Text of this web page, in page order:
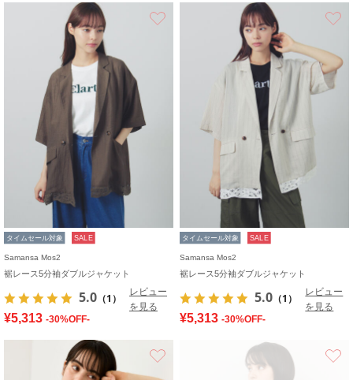
タイムセール対象 SALE
Samansa Mos2
裾レース5分袖ダブルジャケット
5.0 （1）
レビュー
を見る
¥5,313 -30%OFF-
タイムセール対象 SALE
Samansa Mos2
裾レース5分袖ダブルジャケット
5.0 （1）
レビュー
を見る
¥5,313 -30%OFF-